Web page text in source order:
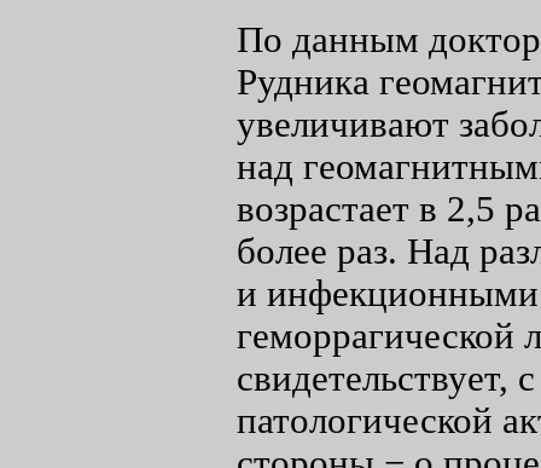
По данным
Рудника
увеличивают
над
возрастает в 2,5
более раз. Над
и инфекционными
геморрагической
свидетельствует,
патологической